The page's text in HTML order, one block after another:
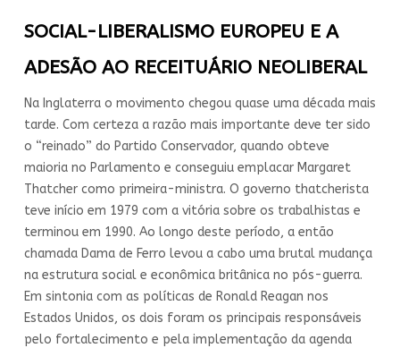
SOCIAL-LIBERALISMO EUROPEU E A
ADESÃO AO RECEITUÁRIO NEOLIBERAL
Na Inglaterra o movimento chegou quase uma década mais
tarde. Com certeza a razão mais importante deve ter sido
o “reinado” do Partido Conservador, quando obteve
maioria no Parlamento e conseguiu emplacar Margaret
Thatcher como primeira-ministra. O governo thatcherista
teve início em 1979 com a vitória sobre os trabalhistas e
terminou em 1990. Ao longo deste período, a então
chamada Dama de Ferro levou a cabo uma brutal mudança
na estrutura social e econômica britânica no pós-guerra.
Em sintonia com as políticas de Ronald Reagan nos
Estados Unidos, os dois foram os principais responsáveis
pelo fortalecimento e pela implementação da agenda